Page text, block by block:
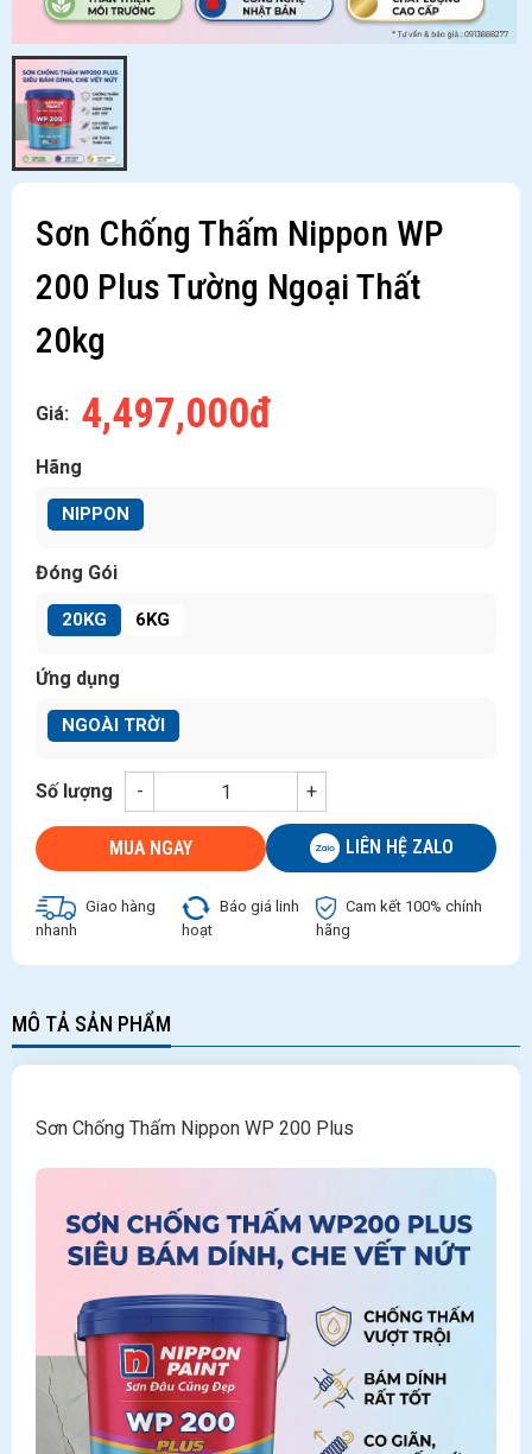
Sơn Chống Thấm Nippon WP
200 Plus Tường Ngoại Thất
20kg
Giá: 4,497,000đ
Hãng
NIPPON
Đóng Gói
20KG 6KG
Ứng dụng
NGOÀI TRỜI
Số lượng - +
MUA NGAY LIÊN HỆ ZALO
Giao hàng
nhanh
Báo giá linh
hoạt
Cam kết 100% chính
hãng
MÔ TẢ SẢN PHẨM
Sơn Chống Thấm Nippon WP 200 Plus